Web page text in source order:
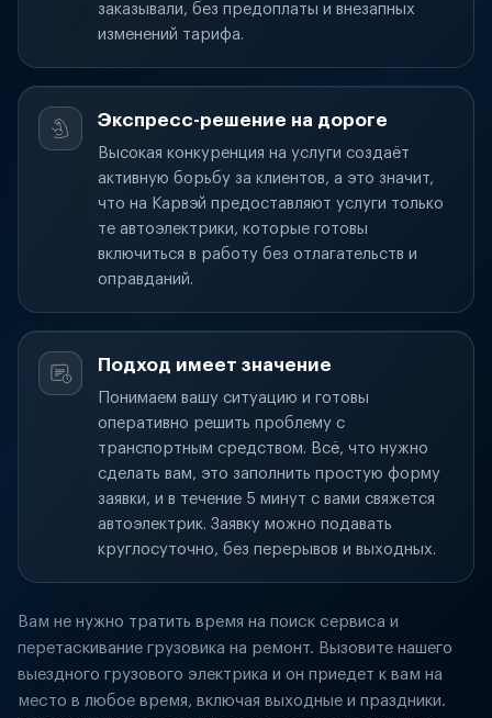
заказывали, без предоплаты и внезапных
изменений тарифа.
Экспресс-решение на дороге
Высокая конкуренция на услуги создаёт
активную борьбу за клиентов, а это значит,
что на Карвэй предоставляют услуги только
те автоэлектрики, которые готовы
включиться в работу без отлагательств и
оправданий.
Подход имеет значение
Понимаем вашу ситуацию и готовы
оперативно решить проблему с
транспортным средством. Всё, что нужно
сделать вам, это заполнить простую форму
заявки, и в течение 5 минут с вами свяжется
автоэлектрик. Заявку можно подавать
круглосуточно, без перерывов и выходных.
Вам не нужно тратить время на поиск сервиса и
перетаскивание грузовика на ремонт. Вызовите нашего
выездного грузового электрика и он приедет к вам на
место в любое время, включая выходные и праздники.